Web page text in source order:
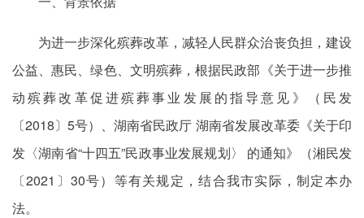
为进一步深化殡葬改革，减轻人民群众治丧负担，建设
公益、惠民、绿色、文明殡葬，根据民政部《关于进一步推
动殡葬改革促进殡葬事业发展的指导意见》（民发
〔2018〕5号）、湖南省民政厅 湖南省发展改革委《关于印
发〈湖南省“十四五”民政事业发展规划〉 的通知》（湘民发
〔2021〕30号）等有关规定，结合我市实际，制定本办
法。